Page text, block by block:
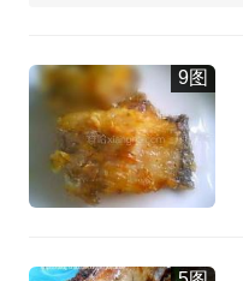
9图